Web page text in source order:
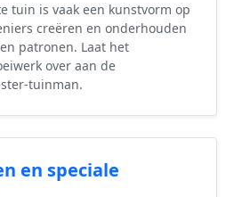
tuin is vaak een kunstvorm op
creëren en onderhouden
patronen. Laat het
over aan de
tuinman.
en speciale